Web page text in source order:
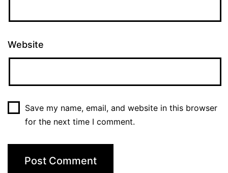
Website
Save my name, email, and website in this browser
for the next time I comment.